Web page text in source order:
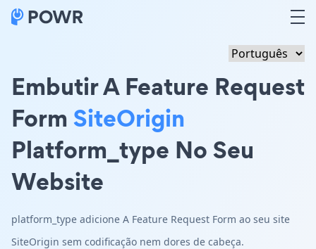
Embutir A Feature Request
Form SiteOrigin
Platform_type No Seu
Website
platform_type adicione A Feature Request Form ao seu site
SiteOrigin sem codificação nem dores de cabeça.